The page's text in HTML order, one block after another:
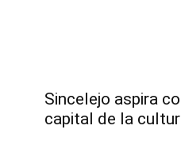
Sincelejo aspira
capital de la